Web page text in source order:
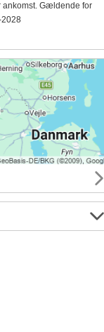
ankomst. Gældende for
2028